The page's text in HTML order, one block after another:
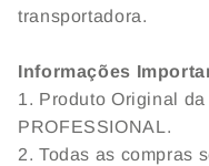
transportadora.
Informações
1. Produto Original
PROFESSIONAL.
2. Todas as compras